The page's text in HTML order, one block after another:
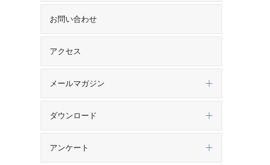
お問い合わせ
アクセス
メールマガジン
ダウンロード
アンケート